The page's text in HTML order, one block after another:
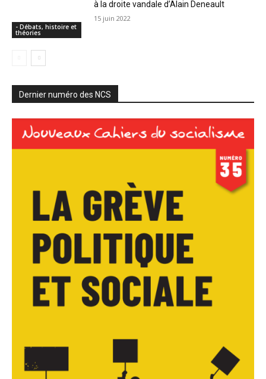
- Débats, histoire et
théories
à la droite vandale d’Alain Deneault
15 juin 2022
Dernier numéro des NCS